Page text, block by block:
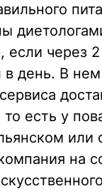
через
в день. В
есть у
или
на